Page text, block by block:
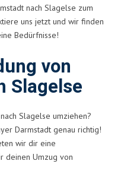
nach Slagelse zum
uns jetzt und wir finden
Bedürfnisse!
von
Slagelse
Slagelse umziehen?
Darmstadt genau richtig!
wir dir eine
deinen Umzug von